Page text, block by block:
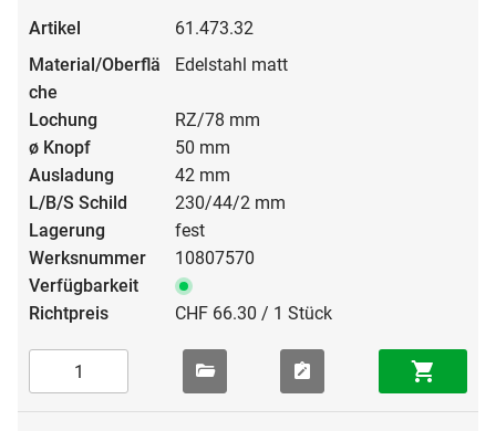
61.473.32
Edelstahl matt
RZ/78 mm
50 mm
42 mm
230/44/2 mm
fest
10807570
CHF 66.30 / 1 Stück